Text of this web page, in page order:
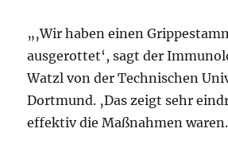
„‚Wir haben einen
ausgerottet‘, sagt der
Watzl von der Technischen
Dortmund. ‚Das zeigt sehr
effektiv die Maßnahmen